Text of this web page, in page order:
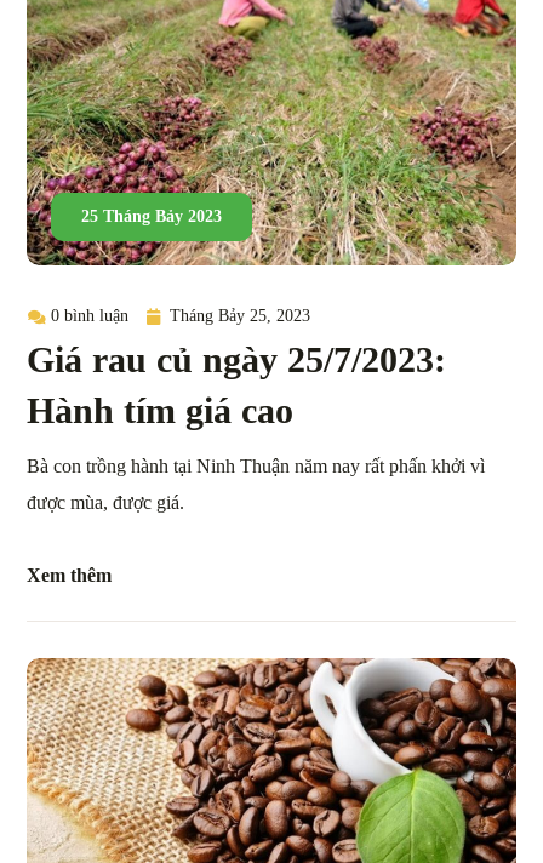
25 Tháng Bảy 2023
0 bình luận Tháng Bảy 25, 2023
Giá rau củ ngày 25/7/2023:
Hành tím giá cao
Bà con trồng hành tại Ninh Thuận năm nay rất phấn khởi vì
được mùa, được giá.
Xem thêm